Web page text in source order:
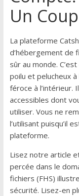
Un
La plateforme
d’hébergement de
sûr au monde.
poilu et pelucheux
féroce à l’intérieur.
accessibles dont
utiliser. Vous ne
l’utilisant puisqu’il
plateforme.
Lisez notre article
percée dans le
fichiers (FHS)
sécurité. Lisez-en